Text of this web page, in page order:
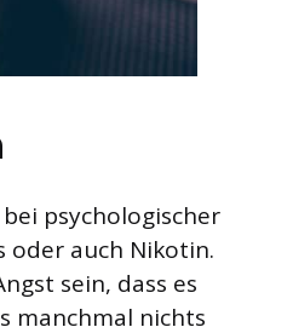
psychologischer
oder auch Nikotin.
sein, dass es
manchmal nichts